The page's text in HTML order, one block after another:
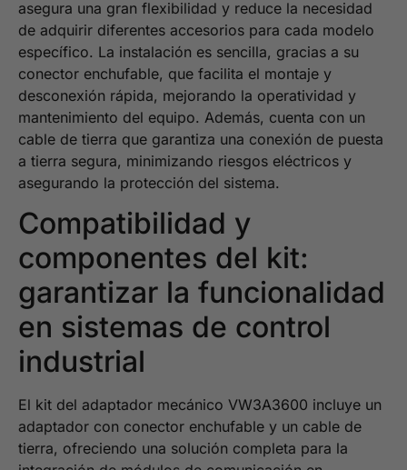
asegura una gran flexibilidad y reduce la necesidad
de adquirir diferentes accesorios para cada modelo
específico. La instalación es sencilla, gracias a su
conector enchufable, que facilita el montaje y
desconexión rápida, mejorando la operatividad y
mantenimiento del equipo. Además, cuenta con un
cable de tierra que garantiza una conexión de puesta
a tierra segura, minimizando riesgos eléctricos y
asegurando la protección del sistema.
Compatibilidad y
componentes del kit:
garantizar la funcionalidad
en sistemas de control
industrial
El kit del adaptador mecánico VW3A3600 incluye un
adaptador con conector enchufable y un cable de
tierra, ofreciendo una solución completa para la